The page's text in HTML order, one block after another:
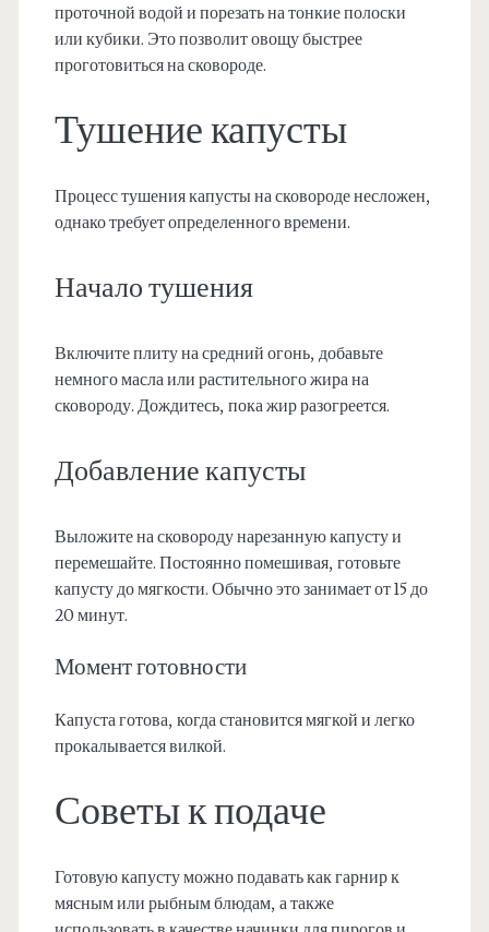
проточной водой и порезать на тонкие полоски
или кубики. Это позволит овощу быстрее
проготовиться на сковороде.
Тушение капусты
Процесс тушения капусты на сковороде несложен,
однако требует определенного времени.
Начало тушения
Включите плиту на средний огонь, добавьте
немного масла или растительного жира на
сковороду. Дождитесь, пока жир разогреется.
Добавление капусты
Выложите на сковороду нарезанную капусту и
перемешайте. Постоянно помешивая, готовьте
капусту до мягкости. Обычно это занимает от 15 до
20 минут.
Момент готовности
Капуста готова, когда становится мягкой и легко
прокалывается вилкой.
Советы к подаче
Готовую капусту можно подавать как гарнир к
мясным или рыбным блюдам, а также